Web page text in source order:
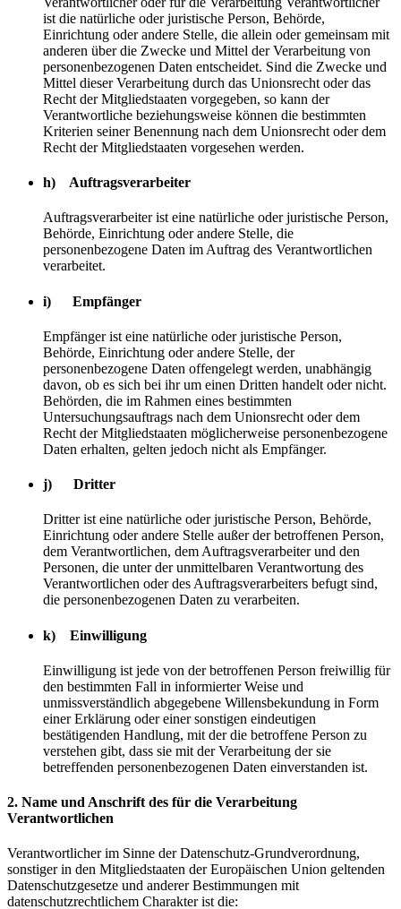
ist die natürliche oder juristische Person, Behörde,
Einrichtung oder andere Stelle, die allein oder gemeinsam mit
anderen über die Zwecke und Mittel der Verarbeitung von
personenbezogenen Daten entscheidet. Sind die Zwecke und
Mittel dieser Verarbeitung durch das Unionsrecht oder das
Recht der Mitgliedstaaten vorgegeben, so kann der
Verantwortliche beziehungsweise können die bestimmten
Kriterien seiner Benennung nach dem Unionsrecht oder dem
Recht der Mitgliedstaaten vorgesehen werden.
h) Auftragsverarbeiter
Auftragsverarbeiter ist eine natürliche oder juristische Person,
Behörde, Einrichtung oder andere Stelle, die
personenbezogene Daten im Auftrag des Verantwortlichen
verarbeitet.
i) Empfänger
Empfänger ist eine natürliche oder juristische Person,
Behörde, Einrichtung oder andere Stelle, der
personenbezogene Daten offengelegt werden, unabhängig
davon, ob es sich bei ihr um einen Dritten handelt oder nicht.
Behörden, die im Rahmen eines bestimmten
Untersuchungsauftrags nach dem Unionsrecht oder dem
Recht der Mitgliedstaaten möglicherweise personenbezogene
Daten erhalten, gelten jedoch nicht als Empfänger.
j) Dritter
Dritter ist eine natürliche oder juristische Person, Behörde,
Einrichtung oder andere Stelle außer der betroffenen Person,
dem Verantwortlichen, dem Auftragsverarbeiter und den
Personen, die unter der unmittelbaren Verantwortung des
Verantwortlichen oder des Auftragsverarbeiters befugt sind,
die personenbezogenen Daten zu verarbeiten.
k) Einwilligung
Einwilligung ist jede von der betroffenen Person freiwillig für
den bestimmten Fall in informierter Weise und
unmissverständlich abgegebene Willensbekundung in Form
einer Erklärung oder einer sonstigen eindeutigen
bestätigenden Handlung, mit der die betroffene Person zu
verstehen gibt, dass sie mit der Verarbeitung der sie
betreffenden personenbezogenen Daten einverstanden ist.
2. Name und Anschrift des für die Verarbeitung
Verantwortlichen
Verantwortlicher im Sinne der Datenschutz-Grundverordnung,
sonstiger in den Mitgliedstaaten der Europäischen Union geltenden
Datenschutzgesetze und anderer Bestimmungen mit
datenschutzrechtlichem Charakter ist die: